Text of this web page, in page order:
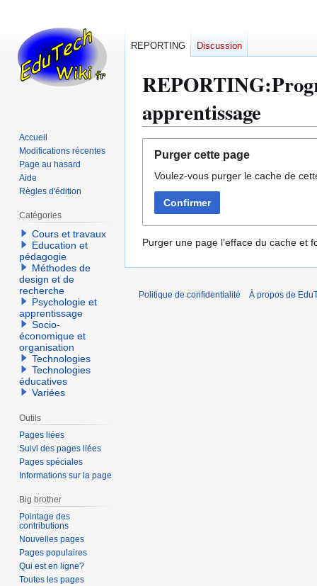
apprentissage
navigation
recherche
Purger cette page
Voulez-vous purger le cache de
Confirmer
Purger une page l’efface du cache et
REPORTING Discussion
Accueil
Modifications récentes
Page au hasard
Aide
Règles d'édition
Catégories
Cours et travaux
Education et
pédagogie
Méthodes de
design et de
recherche
Psychologie et
apprentissage
Socio-
économique et
organisation
Technologies
Technologies
éducatives
Variées
Outils
Pages liées
Suivi des pages liées
Pages spéciales
Informations sur la page
Big brother
Pointage des
contributions
Nouvelles pages
Pages populaires
Qui est en ligne?
Toutes les pages
Politique de confidentialité À propos de